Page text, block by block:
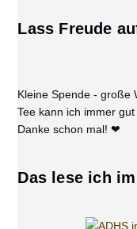
Lass Freude
Kleine Spende - große
Tee kann ich immer gut
Danke schon mal! ❤
Das lese ich